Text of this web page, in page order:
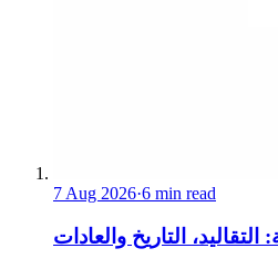
7 Aug 2026·6 min read
التقاليد، التاريخ والعادات